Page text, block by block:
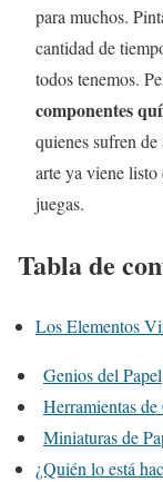
para muchos.
cantidad de
todos tenemos.
componentes
quienes sufren
arte ya viene listo
juegas.
Tabla de
Los Elementos
Genios del Papel
Herramientas de
Miniaturas de
¿Quién lo está